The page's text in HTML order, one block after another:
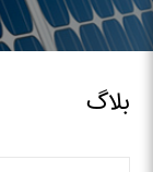
بلاگ